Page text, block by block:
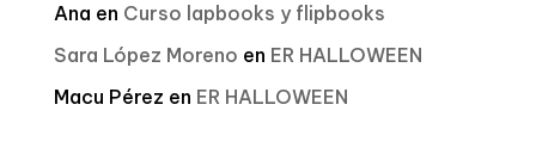
Ana en Curso lapbooks y flipbooks
Sara López Moreno en ER HALLOWEEN
Macu Pérez en ER HALLOWEEN